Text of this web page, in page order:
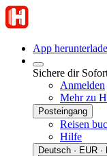
App
Sichere dir
Anmelden
Mehr zu
Posteingang
Reisen
Hilfe
Deutsch · EUR ·